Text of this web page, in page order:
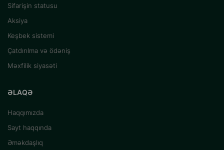
Sifarişin statusu
Aksiya
Keşbek sistemi
Çatdırılma və ödəniş
Məxfilik siyasəti
ƏLAQƏ
Haqqımızda
Sayt haqqında
Əməkdaşlıq